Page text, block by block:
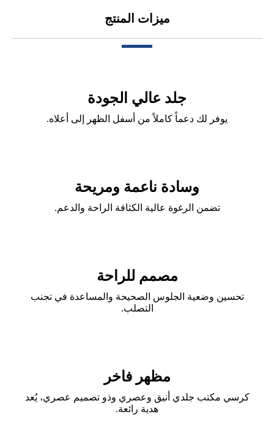
ميزات المنتج
جلد عالي الجودة
يوفر لك دعماً كاملاً من أسفل الظهر إلى أعلاه.
وسادة ناعمة ومريحة
تضمن الرغوة عالية الكثافة الراحة والدعم.
مصمم للراحة
تحسين وضعية الجلوس الصحيحة والمساعدة في تجنب
التصلب.
مظهر فاخر
كرسي مكتب جلدي أنيق وعصري وذو تصميم عصري، يُعد
هدية رائعة.